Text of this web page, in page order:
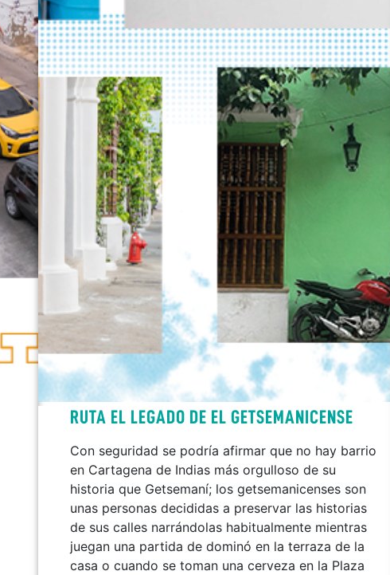
RUTA EL LEGADO DE EL GETSEMANICENSE
Con seguridad se podría afirmar que no hay barrio
en Cartagena de Indias más orgulloso de su
historia que Getsemaní; los getsemanicenses son
unas personas decididas a preservar las historias
de sus calles narrándolas habitualmente mientras
juegan una partida de dominó en la terraza de la
casa o cuando se toman una cerveza en la Plaza